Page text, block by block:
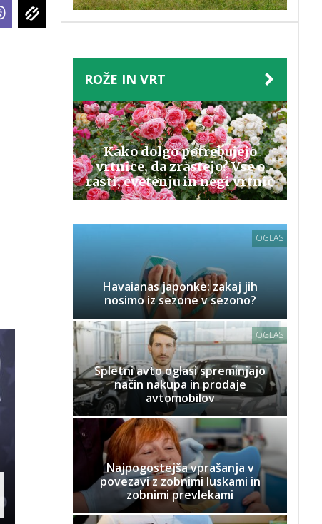
ROŽE IN VRT
Kako dolgo potrebujejo
vrtnice, da zrastejo? Vse o
rasti, cvetenju in negi vrtnic
OGLAS
Havaianas japonke: zakaj jih
nosimo iz sezone v sezono?
OGLAS
Spletni avto oglasi spreminjajo
način nakupa in prodaje
avtomobilov
Najpogostejša vprašanja v
povezavi z zobnimi luskami in
zobnimi prevlekami